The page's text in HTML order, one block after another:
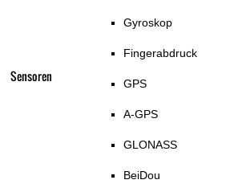
Sensoren
Gyroskop
Fingerabdruck
GPS
A-GPS
GLONASS
BeiDou